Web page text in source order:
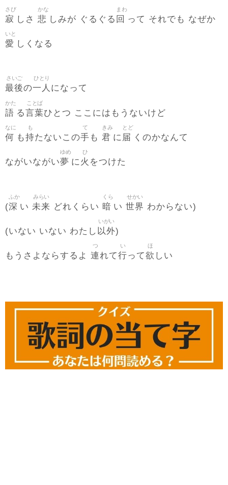
寂
さび
しさ 悲
かな
しみが ぐるぐる 回
まわ
って それでも なぜか
愛
いと
しくなる
最後
さいご
の一人
ひとり
になって
語
かた
る言葉
ことば
ひとつ ここにはもうないけど
何
なに
も持
も
たないこの手
て
も 君
きみ
に 届
とど
くのかなんて
ながいながい夢
ゆめ
に火
ひ
をつけた
(深
ふか
い 未来
みらい
どれくらい 暗
くら
い 世界
せかい
わからない)
(いない いない わたし 以外
いがい
)
もうさよならするよ 連
つ
れて行
い
って欲
ほ
しい